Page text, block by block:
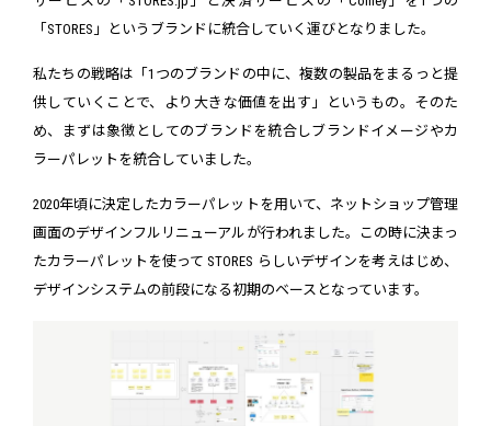
「STORES」というブランドに統合していく運びとなりました。
私たちの戦略は「1つのブランドの中に、複数の製品をまるっと提
供していくことで、より大きな価値を出す」というもの。そのた
め、まずは象徴としてのブランドを統合しブランドイメージやカ
ラーパレットを統合していました。
2020年頃に決定したカラーパレットを用いて、ネットショップ管理
画面のデザインフルリニューアルが行われました。この時に決まっ
たカラーパレットを使って STORES らしいデザインを考えはじめ、
デザインシステムの前段になる初期のベースとなっています。